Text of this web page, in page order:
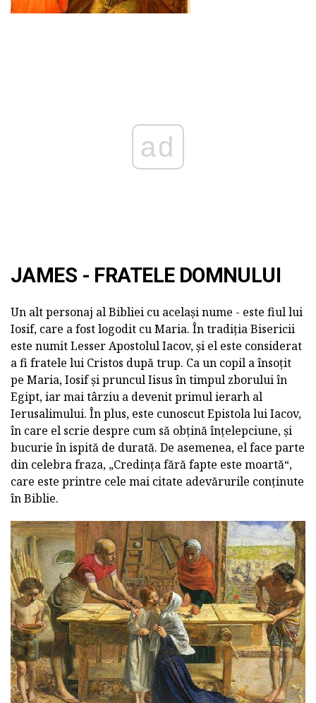
ad
JAMES - FRATELE DOMNULUI
Un alt personaj al Bibliei cu același nume - este fiul lui
Iosif, care a fost logodit cu Maria. În tradiția Bisericii
este numit Lesser Apostolul Iacov, și el este considerat
a fi fratele lui Cristos după trup. Ca un copil a însoțit
pe Maria, Iosif și pruncul Iisus în timpul zborului în
Egipt, iar mai târziu a devenit primul ierarh al
Ierusalimului. În plus, este cunoscut Epistola lui Iacov,
în care el scrie despre cum să obțină înțelepciune, și
bucurie în ispită de durată. De asemenea, el face parte
din celebra fraza, „Credința fără fapte este moartă“,
care este printre cele mai citate adevărurile conținute
în Biblie.